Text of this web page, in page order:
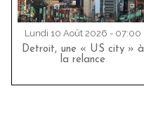
Lundi 10 Août 2026 - 07:00
Detroit, une « US city » à
la relance